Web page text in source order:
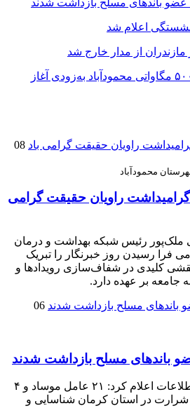
اعلام شد
فاز نخست نیروگاه ۵۰۰ مگاواتی محمودآباد به‌زودی آغاز
08
محمودآباد
گرامیداشت راویان حقیقت گرامی
ملک‌پور رئیس شبکه بهداشت و درمان
فرا رسیدن روز خبرنگار را تبریک
کلیدی در شفاف‌سازی رویدادها و
جامعه بر عهده دارد.
06
محمودآباد آنلاین : وزارت اطلاعات اعلام کرد: ۲۱ عامل موساد و ۴
در استان کرمان شناسایی و